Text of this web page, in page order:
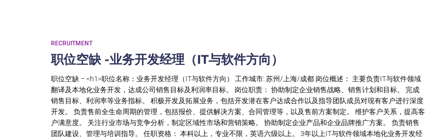
RECRUITMENT
职位空缺 -业务开发经理（IT与软件方向）
职位空缺 – <h1>职位名称：业务开发经理（IT与软件方向） 工作城市: 苏州/上海/成都 岗位概述： 主要负责IT与软件领域
翻译及本地化业务开发，达成公司销售目标及利润率目标。 岗位职责： 协助制定企业销售战略、销售计划和目标。 完成
销售目标、利润率等业务指标。 积极开发及拓展业务，包括开发潜在客户达成合作以及指导团队成员对现有客户进行深度
开发。 负责售前全生命周期的管理，包括报价、提供解决方案、合同管理等，以及售前方案制定。 维护客户关系，提高客
户满意度。 关注行业市场与竞争分析，制定区域性市场和营销策略。 协助制定企业产品和企业品牌推广方案。 负责销售
团队建设、管理与培训指导。 任职资格： 本科以上，专业不限，英语六级以上。 3年以上IT与软件领域本地化业务开发经